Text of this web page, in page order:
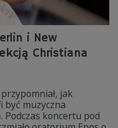
i New
Christiana
jak
być muzyczna
koncertu pod